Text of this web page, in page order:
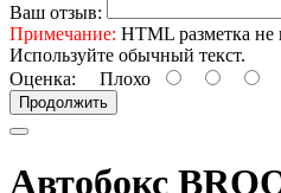
Ваш отзыв:
Примечание: HTML разметка не
Используйте обычный текст.
Оценка: Плохо
Продолжить
Автобокс